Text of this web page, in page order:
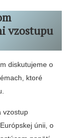
vzostupu
diskutujeme o
ktoré
vzostup
únii, o